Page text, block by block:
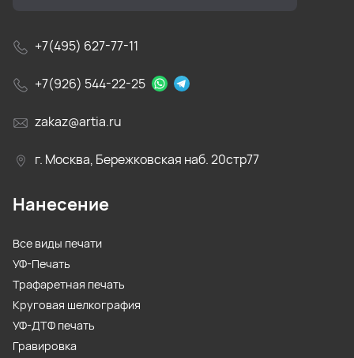
+7(495) 627-77-11
+7(926) 544-22-25
zakaz@artia.ru
г. Москва, Бережковская наб. 20стр77
Нанесение
Все виды печати
УФ-Печать
Трафаретная печать
Круговая шелкография
УФ-ДТФ печать
Гравировка